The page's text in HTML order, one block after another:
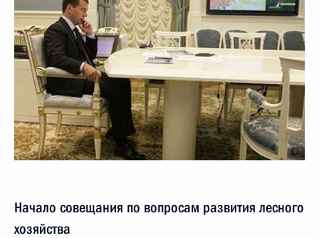
Начало совещания по вопросам развития лесного
хозяйства